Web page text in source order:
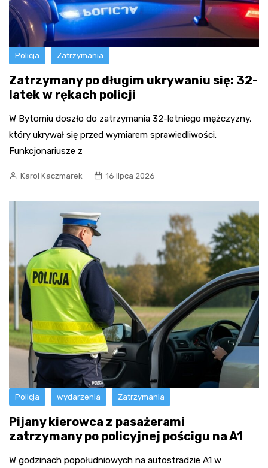
Policja Zatrzymania
Zatrzymany po długim ukrywaniu się: 32-
latek w rękach policji
W Bytomiu doszło do zatrzymania 32-letniego mężczyzny,
który ukrywał się przed wymiarem sprawiedliwości.
Funkcjonariusze z
Karol Kaczmarek 16 lipca 2026
Policja wydarzenia Zatrzymania
Pijany kierowca z pasażerami
zatrzymany po policyjnej pościgu na A1
W godzinach popołudniowych na autostradzie A1 w